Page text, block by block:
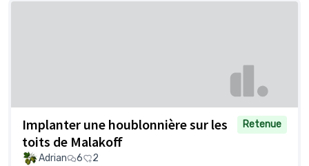
Implanter une houblonnière sur les
toits de Malakoff
Retenue
Adrian 6 2